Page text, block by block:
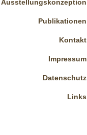
Ausstellungskonzeption
Publikationen
Kontakt
Impressum
Datenschutz
Links